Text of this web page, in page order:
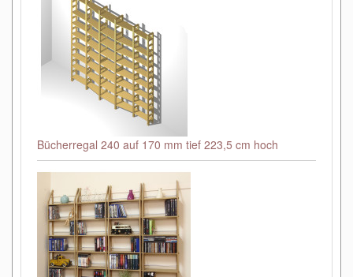
Bücherregal 240 auf 170 mm tief 223,5 cm hoch